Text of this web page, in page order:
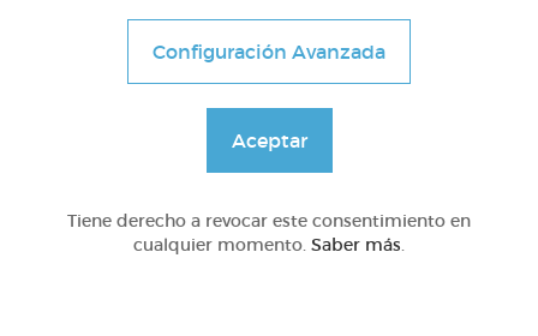
2º Primaria (7-8 años)
Aprendiendo matematicas
DOCS (2)
Configuración Avanzada
Aceptar
Tiene derecho a revocar este consentimiento en
cualquier momento. Saber más.